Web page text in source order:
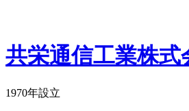
共栄通信工業株式
1970年設立